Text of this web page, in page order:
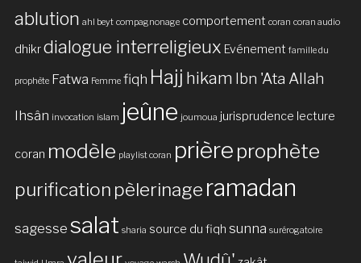
ablution ahl beyt compagnonage comportement coran coran audio
dhikrdialogue interreligieux Evénement famille du
prophète Fatwa Femme fiqh Hajj hikam Ibn 'Ata Allah
Ihsân invocation islam jeûne joumoua jurisprudence lecture
coran modèle playlist coran prière prophète
purification pèlerinage ramadan
sagesse salat sharia source du fiqh sunna surérogatoire